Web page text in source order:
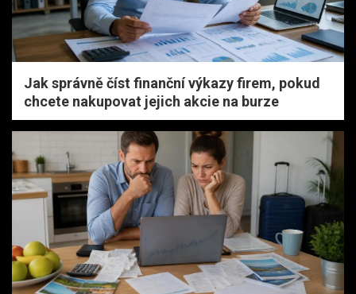
Jak správně číst finanční výkazy firem, pokud
chcete nakupovat jejich akcie na burze